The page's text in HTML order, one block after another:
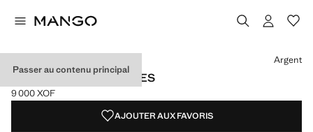
Passer au contenu principal
CRÉOLES IRRÉGULIÈRES
Prix actuel [9 000 XOF ]
9 000 XOF
Choisissez une couleur
Couleur OrCouleur Argent sélectionnée
Argent
AJOUTER AUX FAVORIS